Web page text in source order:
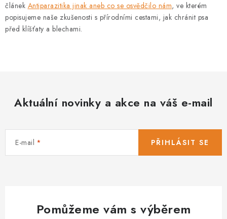
článek Antiparazitika jinak aneb co se osvědčilo nám, ve kterém
popisujeme naše zkušenosti s přírodními cestami, jak chránit psa
před klíšťaty a blechami.
Aktuální novinky a akce na váš e-mail
E-mail PŘIHLÁSIT SE
Pomůžeme vám s výběrem